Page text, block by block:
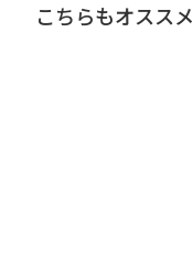
こちらもオススメ